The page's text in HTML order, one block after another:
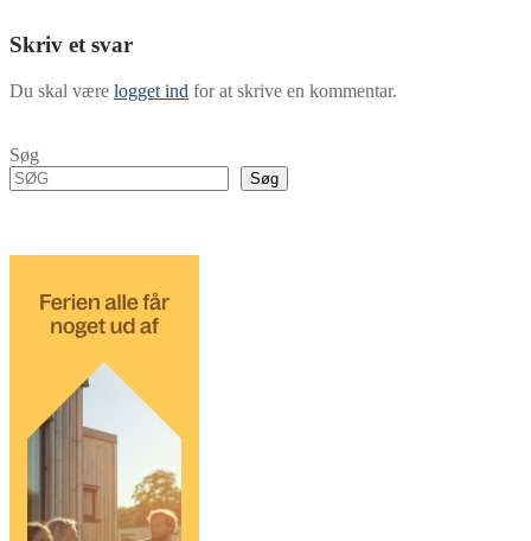
Skriv et svar
Du skal være logget ind for at skrive en kommentar.
Søg
Søg